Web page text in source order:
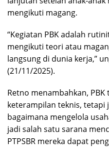
mengikuti magang.
“Kegiatan PBK adalah
mengikuti teori atau
langsung di dunia kerja,”
(21/11/2025).
Retno menambahkan,
keterampilan teknis, tetapi
bagaimana mengelola
jadi salah satu sarana
PTPSBR mereka dapat